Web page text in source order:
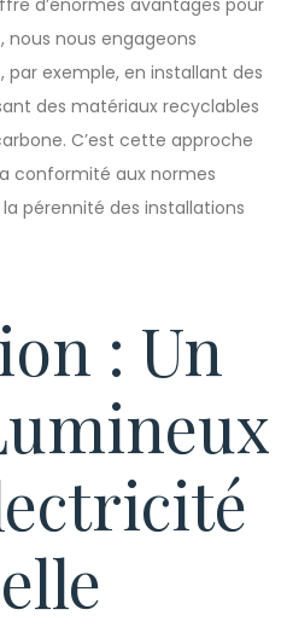
d’énormes avantages pour
nous nous engageons
exemple, en installant des
des matériaux recyclables
C’est cette approche
conformité aux normes
pérennité des installations
: Un